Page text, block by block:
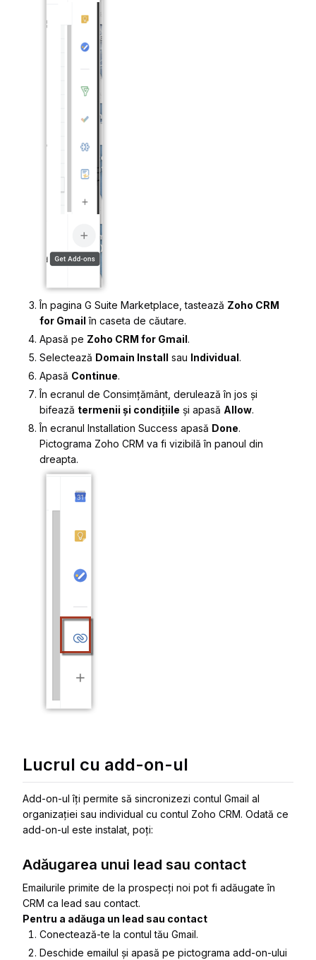
În pagina G Suite Marketplace , tastează Zoho CRM
for Gmail în caseta de căutare.
Apasă pe Zoho CRM for Gmail.
Selectează Domain Install sau Individual.
Apasă Continue.
În ecranul de Consimțământ , derulează în jos și
bifează termenii și condițiile și apasă Allow.
În ecranul Installation Success apasă Done.
Pictograma Zoho CRM va fi vizibilă în panoul din
dreapta.
Lucrul cu add-on-ul
Add-on-ul îți permite să sincronizezi contul Gmail al
organizației sau individual cu contul Zoho CRM. Odată ce
add-on-ul este instalat, poți:
Adăugarea unui lead sau contact
Emailurile primite de la prospecți noi pot fi adăugate în
CRM ca lead sau contact.
Pentru a adăuga un lead sau contact
Conectează-te la contul tău Gmail.
Deschide emailul și apasă pe pictograma add-on-ului